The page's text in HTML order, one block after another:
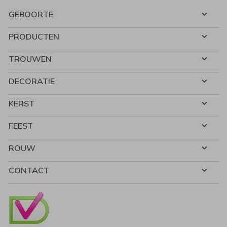
GEBOORTE
PRODUCTEN
TROUWEN
DECORATIE
KERST
FEEST
ROUW
CONTACT